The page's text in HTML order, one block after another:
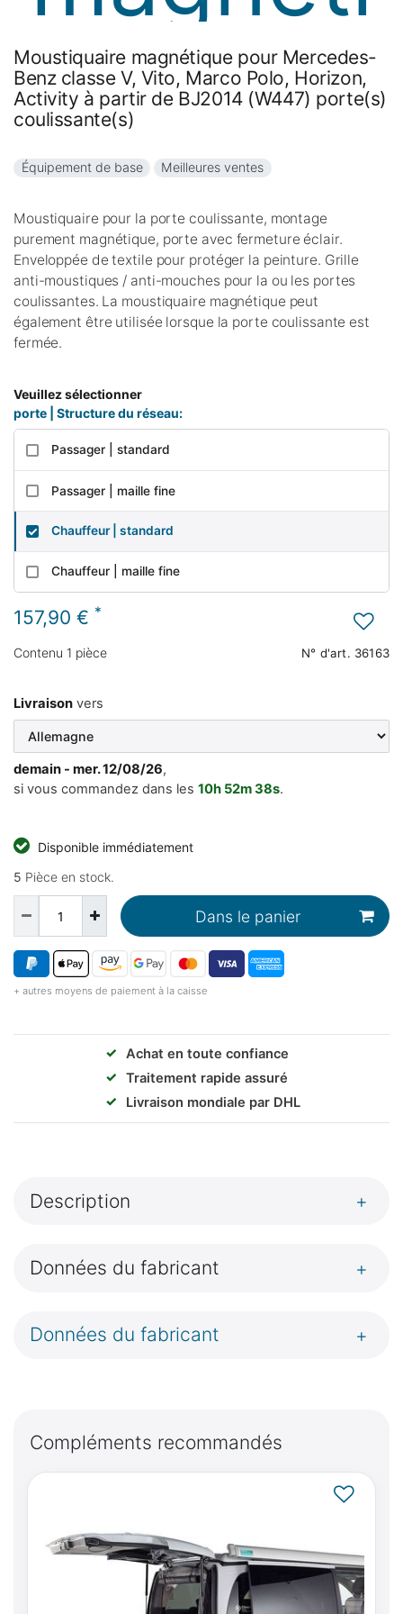
Moustiquaire magnétique pour Mercedes-
Benz classe V, Vito, Marco Polo, Horizon,
Activity à partir de BJ2014 (W447) porte(s)
coulissante(s)
Équipement de base Meilleures ventes
Moustiquaire pour la porte coulissante, montage
purement magnétique, porte avec fermeture éclair.
Enveloppée de textile pour protéger la peinture. Grille
anti-moustiques / anti-mouches pour la ou les portes
coulissantes. La moustiquaire magnétique peut
également être utilisée lorsque la porte coulissante est
fermée.
Veuillez sélectionner
porte | Structure du réseau:
Passager | standard
Passager | maille fine
Chauffeur | standard
Chauffeur | maille fine
157,90 € *
Contenu 1 pièce N° d'art. 36163
Livraison vers
demain - mer. 12/08/26,
si vous commandez dans les 10h 52m37s.
Disponible immédiatement
5 Pièce en stock.
Dans le panier
+ autres moyens de paiement à la caisse
✓
Achat en toute confiance
✓
Traitement rapide assuré
✓
Livraison mondiale par DHL
Description +
Données du fabricant +
Données du fabricant +
Compléments recommandés